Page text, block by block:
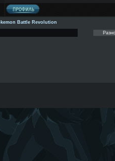
Battle Revolution